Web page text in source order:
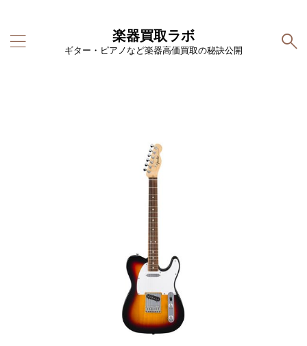
楽器買取ラボ
ギター・ピアノなど楽器高価買取の秘訣公開